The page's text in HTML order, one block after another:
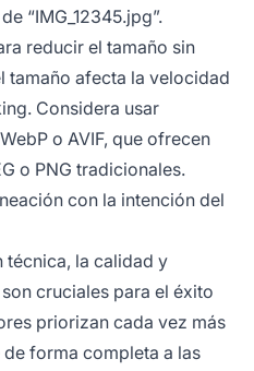
“IMG_12345.jpg”.
reducir el tamaño sin
tamaño afecta la velocidad
Considera usar
o AVIF, que ofrecen
o PNG tradicionales.
con la intención del
técnica, la calidad y
cruciales para el éxito
priorizan cada vez más
forma completa a las